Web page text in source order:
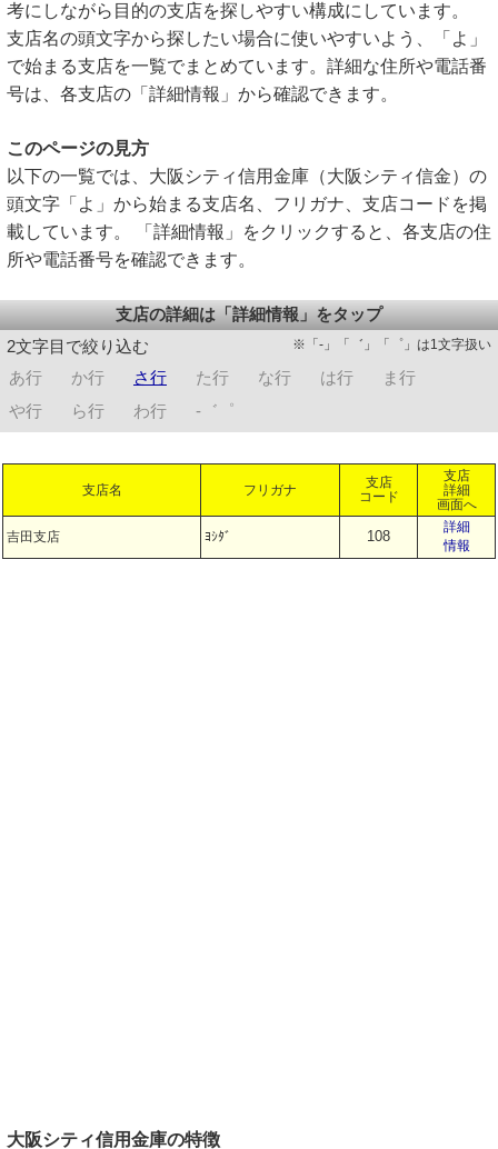
考にしながら目的の支店を探しやすい構成にしています。
支店名の頭文字から探したい場合に使いやすいよう、「よ」
で始まる支店を一覧でまとめています。詳細な住所や電話番
号は、各支店の「詳細情報」から確認できます。
このページの見方
以下の一覧では、大阪シティ信用金庫（大阪シティ信金）の
頭文字「よ」から始まる支店名、フリガナ、支店コードを掲
載しています。 「詳細情報」をクリックすると、各支店の住
所や電話番号を確認できます。
支店の詳細は「詳細情報」をタップ
2文字目で絞り込む
※「-」「゛」「゜」は1文字扱い
あ行 か行 さ行 た行 な行 は行
ま行
や行
ら行 わ行 -゛゜
支店名 フリガナ
支店
コード
支店
詳細
画面へ
吉田支店 ﾖｼﾀﾞ 108
詳細
情報
大阪シティ信用金庫の特徴